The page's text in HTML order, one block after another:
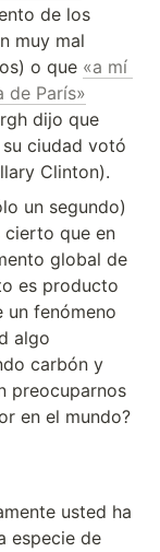
de los
muy mal
o que «a mí
de París»
dijo que
ciudad votó
Clinton).
un segundo)
cierto que en
global de
es producto
un fenómeno
algo
carbón y
preocuparnos
en el mundo?
usted ha
especie de